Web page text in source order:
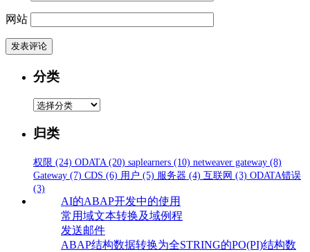
网站
分类
分
归类
权限 (24) ODATA (20) saplearners (10) netweaver gateway (8)
Gateway (7) CDS (6) 用户 (5) 服务器 (4) 互联网 (3) ODATA错误
(3)
AI的ABAP开发中的使用
常用域文本转换及域例程
发送邮件
ABAP结构数据转换为全STRING的PO(PI)结构数